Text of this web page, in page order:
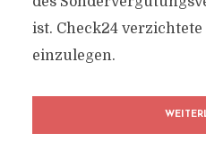
ist. Check24
einzulegen.